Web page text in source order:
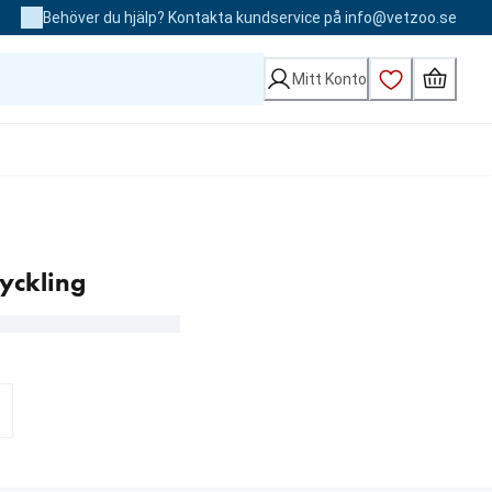
Behöver du hjälp? Kontakta kundservice på info@vetzoo.se
Mitt Konto